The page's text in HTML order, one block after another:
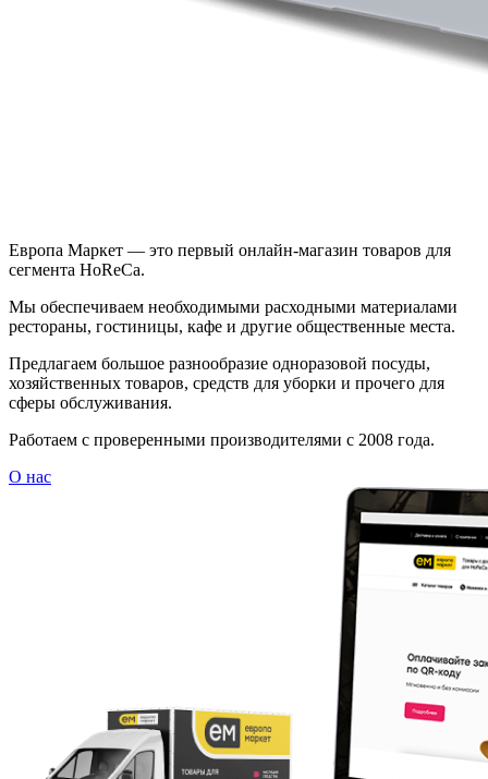
Европа Маркет — это первый онлайн-магазин товаров для
сегмента HoReCa.
Мы обеспечиваем необходимыми расходными материалами
рестораны, гостиницы, кафе и другие общественные места.
Предлагаем большое разнообразие одноразовой посуды,
хозяйственных товаров, средств для уборки и прочего для
сферы обслуживания.
Работаем с проверенными производителями с 2008 года.
О нас